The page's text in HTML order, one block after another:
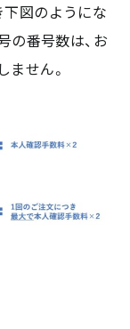
図のようにな
の番号数は、お
せん。